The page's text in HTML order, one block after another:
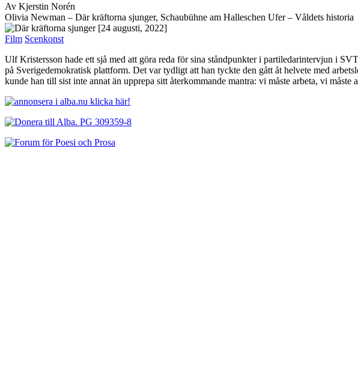
Av Kjerstin Norén
Olivia Newman – Där kräftorna sjunger, Schaubühne am Halleschen Ufer – Våldets historia
[24 augusti, 2022]
Film Scenkonst
Ulf Kristersson hade ett sjå med att göra reda för sina ståndpunkter i partiledarintervjun i
på Sverigedemokratisk plattform. Det var tydligt att han tyckte den gått åt helvete med
kunde han till sist inte annat än upprepa sitt återkommande mantra: vi måste arbeta, vi måste